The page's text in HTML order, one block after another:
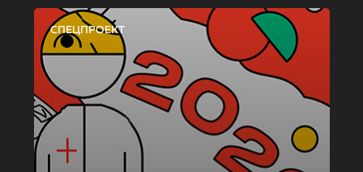
СПЕЦПРОЕКТ